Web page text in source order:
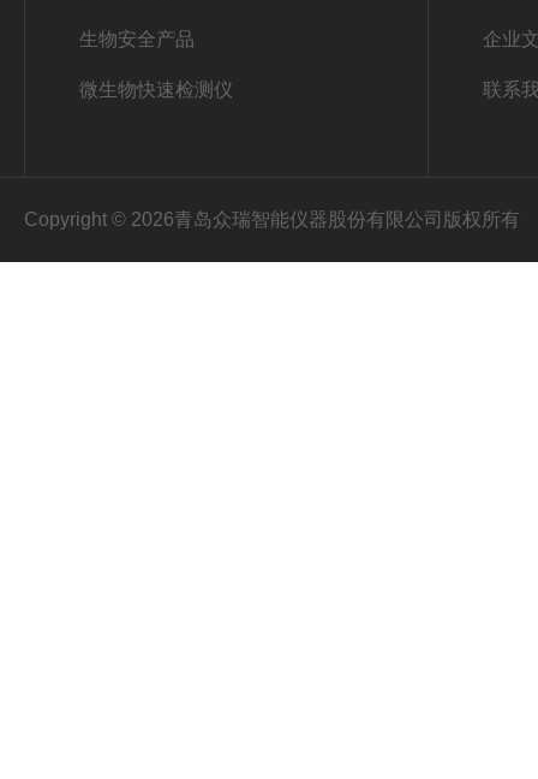
生物安全产品
微生物快速检测仪
企业
联系
Copyright © 2026青岛众瑞智能仪器股份有限公司版权所有